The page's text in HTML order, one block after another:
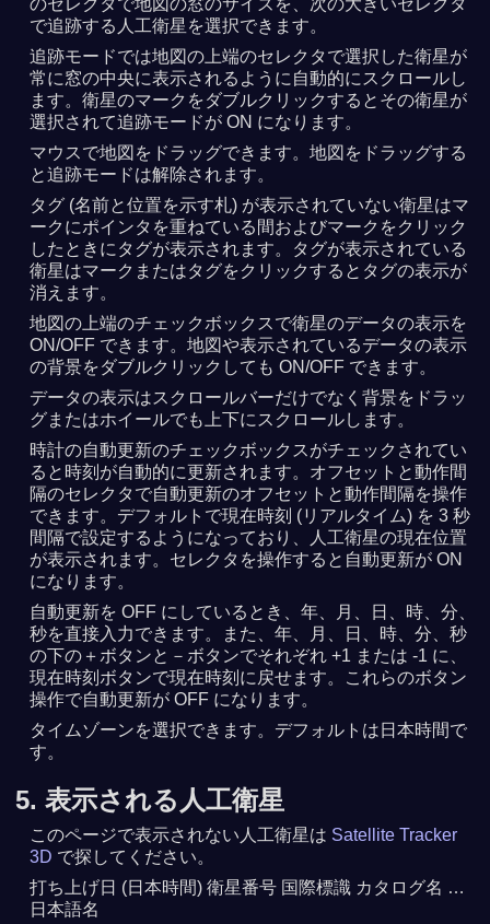
のセレクタで地図の窓のサイズを、次の大きいセレクタ
で追跡する人工衛星を選択できます。
追跡モードでは地図の上端のセレクタで選択した衛星が
常に窓の中央に表示されるように自動的にスクロールし
ます。衛星のマークをダブルクリックするとその衛星が
選択されて追跡モードが ON になります。
マウスで地図をドラッグできます。地図をドラッグする
と追跡モードは解除されます。
タグ (名前と位置を示す札) が表示されていない衛星はマ
ークにポインタを重ねている間およびマークをクリック
したときにタグが表示されます。タグが表示されている
衛星はマークまたはタグをクリックするとタグの表示が
消えます。
地図の上端のチェックボックスで衛星のデータの表示を
ON/OFF できます。地図や表示されているデータの表示
の背景をダブルクリックしても ON/OFF できます。
データの表示はスクロールバーだけでなく背景をドラッ
グまたはホイールでも上下にスクロールします。
時計の自動更新のチェックボックスがチェックされてい
ると時刻が自動的に更新されます。オフセットと動作間
隔のセレクタで自動更新のオフセットと動作間隔を操作
できます。デフォルトで現在時刻 (リアルタイム) を 3 秒
間隔で設定するようになっており、人工衛星の現在位置
が表示されます。セレクタを操作すると自動更新が ON
になります。
自動更新を OFF にしているとき、年、月、日、時、分、
秒を直接入力できます。また、年、月、日、時、分、秒
の下の＋ボタンと－ボタンでそれぞれ +1 または -1 に、
現在時刻ボタンで現在時刻に戻せます。これらのボタン
操作で自動更新が OFF になります。
タイムゾーンを選択できます。デフォルトは日本時間で
す。
5. 表示される人工衛星
このページで表示されない人工衛星は Satellite Tracker
3D で探してください。
打ち上げ日 (日本時間) 衛星番号 国際標識 カタログ名 …
日本語名